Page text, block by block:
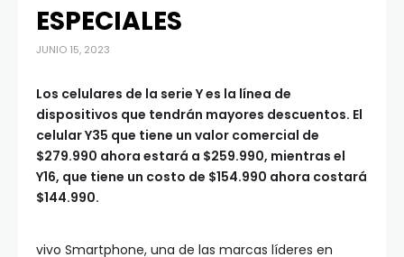
ESPECIALES
JUNIO 15, 2023
Los celulares de la serie Y es la línea de
dispositivos que tendrán mayores descuentos. El
celular Y35 que tiene un valor comercial de
$279.990 ahora estará a $259.990, mientras el
Y16, que tiene un costo de $154.990 ahora costará
$144.990.
vivo Smartphone, una de las marcas líderes en